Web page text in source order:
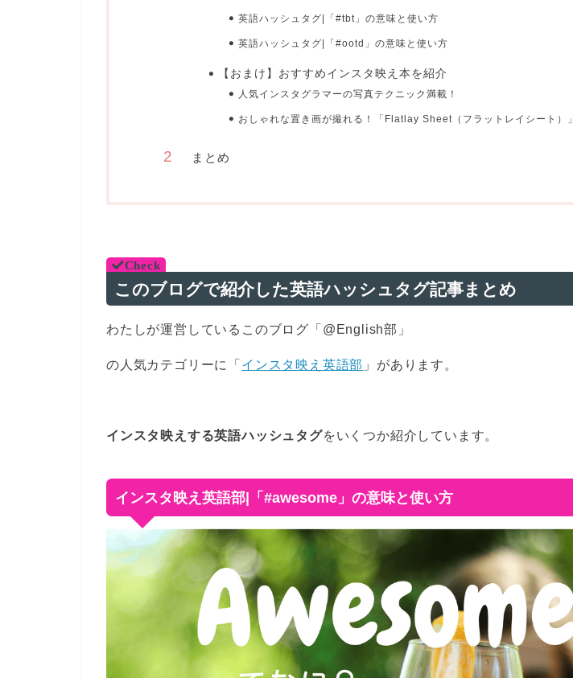
英語ハッシュタグ|「#tbt」の意味と使い方
英語ハッシュタグ|「#ootd」の意味と使い方
【おまけ】おすすめインスタ映え本を紹介
人気インスタグラマーの写真テクニック満載！
おしゃれな置き画が撮れる！「Flatlay Sheet（フラットレイシート）」
まとめ
このブログで紹介した英語ハッシュタグ記事まとめ
わたしが運営しているこのブログ「@English部」
の人気カテゴリーに「 インスタ映え英語部 」があります。
インスタ映えする英語ハッシュタグをいくつか紹介しています。
インスタ映え英語部|「#awesome」の意味と使い方